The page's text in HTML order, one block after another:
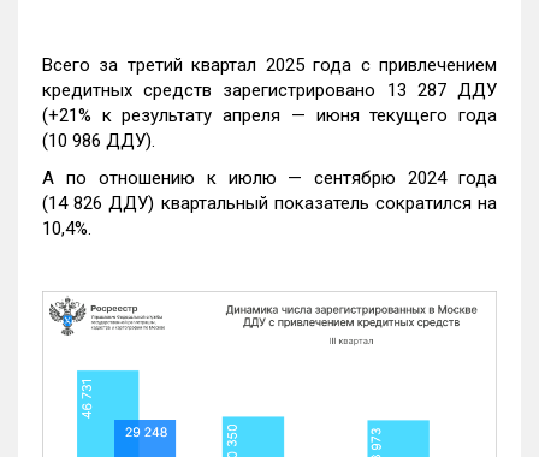
Всего за третий квартал 2025 года с привлечением
кредитных средств зарегистрировано 13 287 ДДУ
(+21% к результату апреля — июня текущего года
(10 986 ДДУ).
А по отношению к июлю — сентябрю 2024 года
(14 826 ДДУ) квартальный показатель сократился на
10,4%.